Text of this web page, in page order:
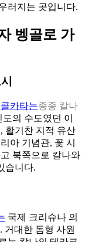
러지는 곳입니다.
벵골로 가
콜카타는종종 칼나
의 수도였던 이
활기찬 지적 유산
아 기념관, 꽃 시
북쪽으로 칼나와
습니다.
국제 크리슈나 의
거대한 돔형 사원